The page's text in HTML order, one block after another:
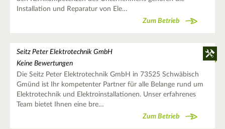
Installation und Reparatur von Ele…
Zum Betrieb
Seitz Peter Elektrotechnik GmbH
Keine Bewertungen
Die Seitz Peter Elektrotechnik GmbH in 73525 Schwäbisch
Gmünd ist Ihr kompetenter Partner für alle Belange rund um
Elektrotechnik und Elektroinstallationen. Unser erfahrenes
Team bietet Ihnen eine bre…
Zum Betrieb